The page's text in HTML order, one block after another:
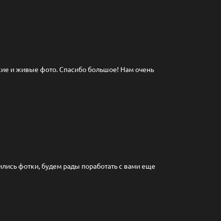
и живые фото. Спасибо большое! Нам очень
фотки, будем рады поработать с вами еще